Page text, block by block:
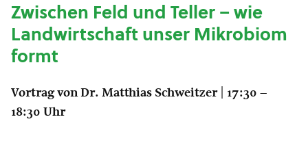
Zwischen Feld und Teller – wie
Landwirtschaft unser Mikrobiom
formt
Vortrag von Dr. Matthias Schweitzer
17:30 –
18:30 Uhr